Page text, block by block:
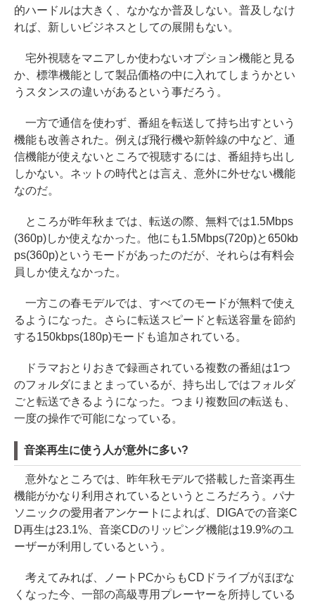
的ハードルは大きく、なかなか普及しない。普及しなけ
れば、新しいビジネスとしての展開もない。
宅外視聴をマニアしか使わないオプション機能と見る
か、標準機能として製品価格の中に入れてしまうかとい
うスタンスの違いがあるという事だろう。
一方で通信を使わず、番組を転送して持ち出すという
機能も改善された。例えば飛行機や新幹線の中など、通
信機能が使えないところで視聴するには、番組持ち出し
しかない。ネットの時代とは言え、意外に外せない機能
なのだ。
ところが昨年秋までは、転送の際、無料では1.5Mbps
(360p)しか使えなかった。他にも1.5Mbps(720p)と650kb
ps(360p)というモードがあったのだが、それらは有料会
員しか使えなかった。
一方この春モデルでは、すべてのモードが無料で使え
るようになった。さらに転送スピードと転送容量を節約
する150kbps(180p)モードも追加されている。
ドラマおとりおきで録画されている複数の番組は1つ
のフォルダにまとまっているが、持ち出しではフォルダ
ごと転送できるようになった。つまり複数回の転送も、
一度の操作で可能になっている。
音楽再生に使う人が意外に多い?
意外なところでは、昨年秋モデルで搭載した音楽再生
機能がかなり利用されているというところだろう。パナ
ソニックの愛用者アンケートによれば、DIGAでの音楽C
D再生は23.1%、音楽CDのリッピング機能は19.9%のユ
ーザーが利用しているという。
考えてみれば、ノートPCからもCDドライブがほぼな
くなった今、一部の高級専用プレーヤーを所持している